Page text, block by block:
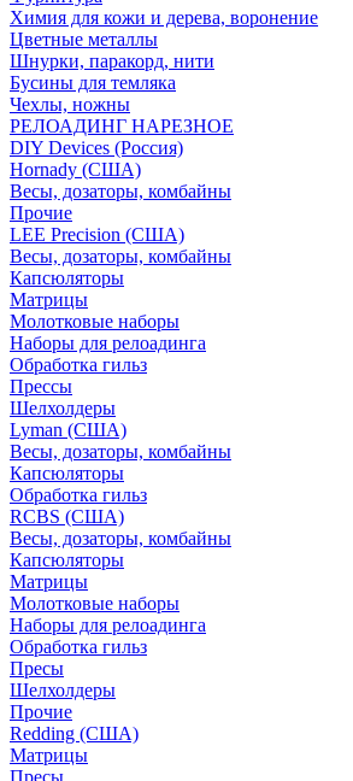
Химия для кожи и дерева, воронение
Цветные металлы
Шнурки, паракорд, нити
Бусины для темляка
Чехлы, ножны
РЕЛОАДИНГ НАРЕЗНОЕ
DIY Devices (Россия)
Hornady (США)
Весы, дозаторы, комбайны
Прочие
LEE Precision (США)
Весы, дозаторы, комбайны
Капсюляторы
Матрицы
Молотковые наборы
Наборы для релоадинга
Обработка гильз
Преcсы
Шелхолдеры
Lyman (США)
Весы, дозаторы, комбайны
Капсюляторы
Обработка гильз
RCBS (США)
Весы, дозаторы, комбайны
Капсюляторы
Матрицы
Молотковые наборы
Наборы для релоадинга
Обработка гильз
Пресы
Шелхолдеры
Прочие
Redding (США)
Матрицы
Пресы